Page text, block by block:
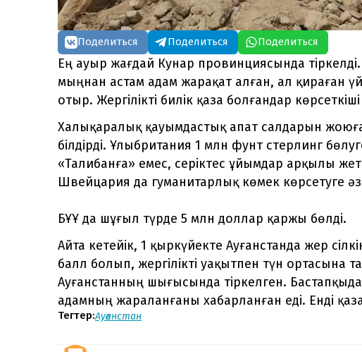
Поделиться Поделиться Поделиться
Ең ауыр жағдай Кунар провинциясында
мыңнан астам адам жарақат алған, ал қираған
отыр. Жергілікті билік қаза болғандар
Халықаралық қауымдастық апат салдарын
білдірді. Ұлыбритания 1 млн фунт стерлинг
«Талибанға» емес, серіктес ұйымдар арқылы
Швейцария да гуманитарлық көмек көрсетуге
БҰҰ да шұғыл түрде 5 млн доллар қаржы бөлді.
Айта кетейік, 1 қыркүйекте Ауғанстанда жер
балл болып, жергілікті уақытпен түн ортасына
Ауғанстанның шығысында тіркелген.
адамның жараланғаны хабарланған еді. Енді
Тегтер:Ауғанстан